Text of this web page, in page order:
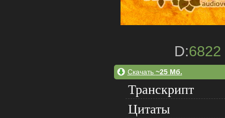
D:6822
Скачать ~25 Мб.
Транскрипт
Цитаты